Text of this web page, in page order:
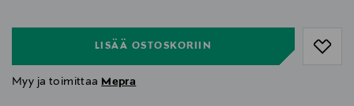
LISÄÄ OSTOSKORIIN
Myy ja toimittaa Mepra